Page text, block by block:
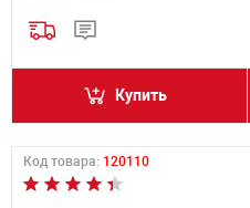
Купить
Код товара: 120110